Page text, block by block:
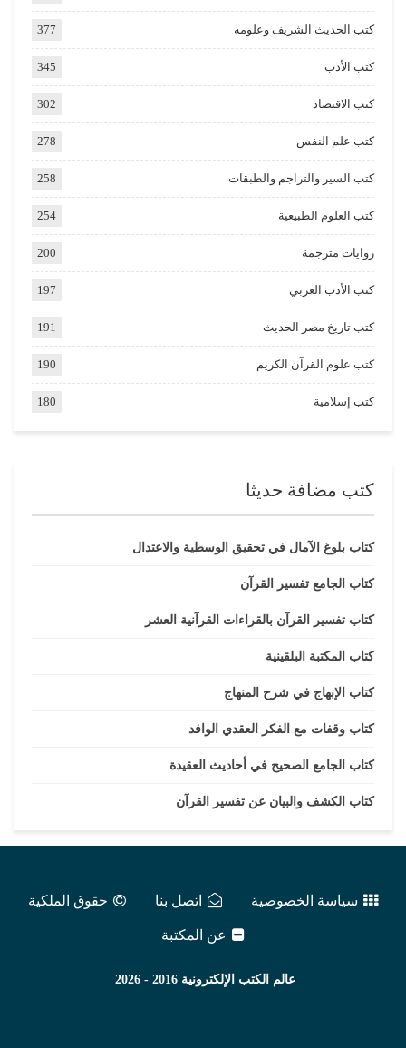
كتب الحديث الشريف وعلومه 377
كتب الأدب 345
كتب الاقتصاد 302
كتب علم النفس 278
كتب السير والتراجم والطبقات 258
كتب العلوم الطبيعية 254
روايات مترجمة 200
كتب الأدب العربي 197
كتب تاريخ مصر الحديث 191
كتب علوم القرآن الكريم 190
كتب إسلامية 180
كتب مضافة حديثا
كتاب بلوغ الآمال في تحقيق الوسطية والاعتدال
كتاب الجامع تفسير القرآن
كتاب تفسير القرآن بالقراءات القرآنية العشر
كتاب المكتبة البلقينية
كتاب الإبهاج في شرح المنهاج
كتاب وقفات مع الفكر العقدي الوافد
كتاب الجامع الصحيح في أحاديث العقيدة
كتاب الكشف والبيان عن تفسير القرآن
سياسة الخصوصية اتصل بنا حقوق الملكية
عن المكتبة
عالم الكتب الإلكترونية 2016 - 2026